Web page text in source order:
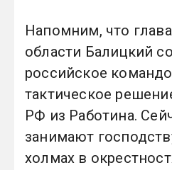
Напомним, что
области Балицкий
российское
тактическое
РФ из Работина.
занимают
холмах в